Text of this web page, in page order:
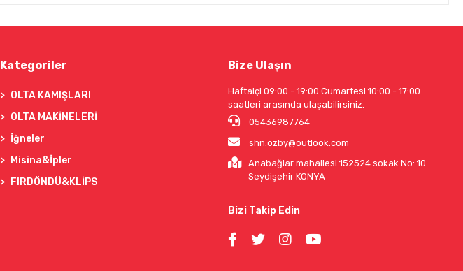
Kategoriler
OLTA KAMIŞLARI
OLTA MAKİNELERİ
İğneler
Misina&İpler
FIRDÖNDÜ&KLİPS
Bize Ulaşın
Haftaiçi 09:00 - 19:00 Cumartesi 10:00 - 17:00
saatleri arasında ulaşabilirsiniz.
05436987764
shn.ozby@outlook.com
Anabağlar mahallesi 152524 sokak No: 10
Seydişehir KONYA
Bizi Takip Edin